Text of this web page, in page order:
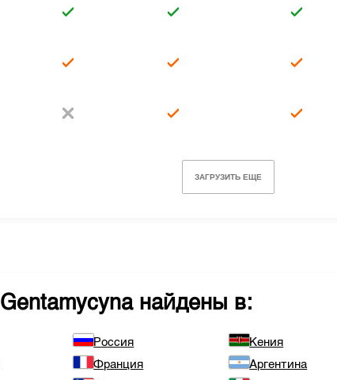
ЗАГРУЗИТЬ ЕЩЕ
Gentamycynaнайдены в:
Россия Кения
Франция Аргентина